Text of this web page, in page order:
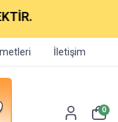
İletişim
0